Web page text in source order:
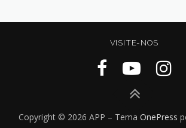
VISITE-NOS
Copyright © 2026 APP – Tema OnePress